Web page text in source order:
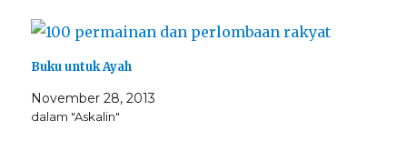
Buku untuk Ayah
November 28, 2013
dalam "Askalin"